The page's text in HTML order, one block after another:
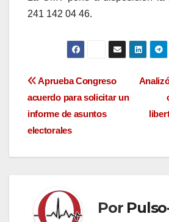
241 142 04 46.
Navegación
de
entradas
Aprueba Congreso
acuerdo para solicitar un
informe de asuntos
electorales
Por